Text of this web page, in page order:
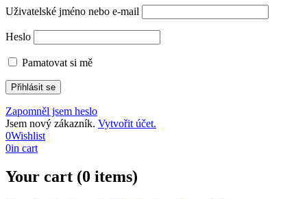
Uživatelské jméno nebo e-mail
Heslo
Pamatovat si mě
Zapomněl jsem heslo
Jsem nový zákazník. Vytvořit účet.
0Wishlist
0in cart
Your cart (0 items)